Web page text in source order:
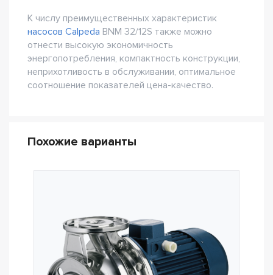
К числу преимущественных характеристик
насосов Calpeda BNM 32/12S также можно
отнести высокую экономичность
энергопотребления, компактность конструкции,
неприхотливость в обслуживании, оптимальное
соотношение показателей цена-качество.
Похожие варианты